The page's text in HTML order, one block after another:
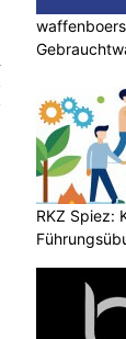
RKZ Spiez: